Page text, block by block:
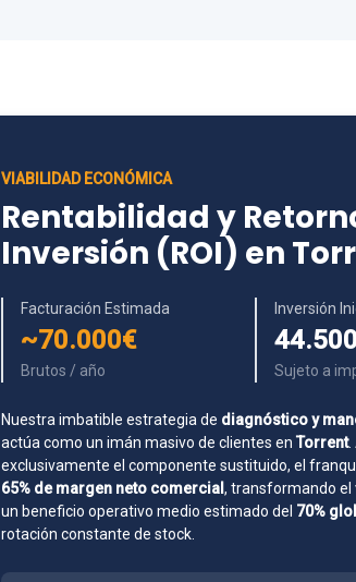
VIABILIDAD ECONÓMICA
Rentabilidad y
Inversión (ROI) en
Facturación Estimada
~70.000€
Brutos / año
Inversión
Sujeto a
Nuestra imbatible estrategia de diagnóstico y
actúa como un imán masivo de clientes en Torrent.
exclusivamente el componente sustituido, el
65% de margen neto comercial , transformando el
un beneficio operativo medio estimado del 70%
rotación constante de stock.